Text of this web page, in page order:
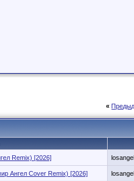
«
Remix) [2026]
Ангел Cover Remix) [2026]